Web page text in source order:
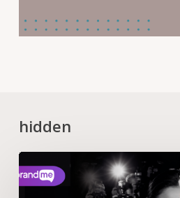
hidden